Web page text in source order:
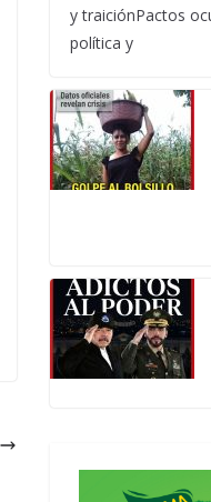
y traiciónPactos
política y